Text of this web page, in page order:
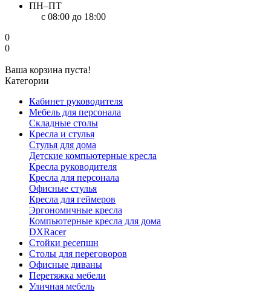
ПН–ПТ
с 08:00 до 18:00
0
0
Ваша корзина пуста!
Категории
Кабинет руководителя
Мебель для персонала
Складные столы
Кресла и стулья
Стулья для дома
Детские компьютерные кресла
Кресла руководителя
Кресла для персонала
Офисные стулья
Кресла для геймеров
Эргономичные кресла
Компьютерные кресла для дома
DXRacer
Стойки ресепшн
Столы для переговоров
Офисные диваны
Перетяжка мебели
Уличная мебель